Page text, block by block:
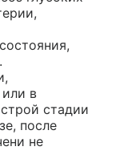
в
стадии
после
не